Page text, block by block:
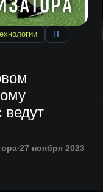
IT
27 ноября 2023